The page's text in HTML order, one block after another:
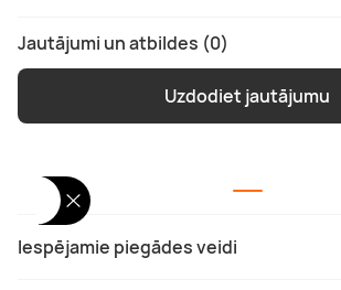
Iespējamie piegādes veidi
Jautājumi un atbildes (0)
Uzdodiet jautājumu